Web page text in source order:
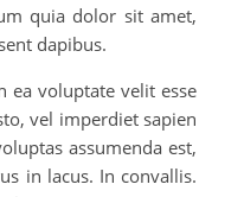
quia dolor sit amet,
dapibus.
ea voluptate velit esse
vel imperdiet sapien
assumenda est,
in lacus. In convallis.